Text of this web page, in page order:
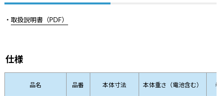
・ 取扱説明書（PDF）
仕様
品名 品番 本体寸法 本体重さ（電池含む）